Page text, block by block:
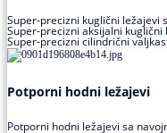
Super-precizni kuglični ležajevi
Super-precizni aksijalni
Super-precizni cilindrični
Potporni hodni ležajevi
Potporni hodni ležajevi sa